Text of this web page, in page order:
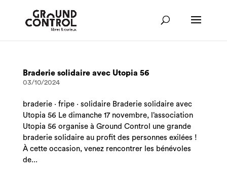
Braderie solidaire avec Utopia 56
03/10/2024
braderie · fripe · solidaire Braderie solidaire avec
Utopia 56 Le dimanche 17 novembre, l’association
Utopia 56 organise à Ground Control une grande
braderie solidaire au profit des personnes exilées !
À cette occasion, venez rencontrer les bénévoles
de...